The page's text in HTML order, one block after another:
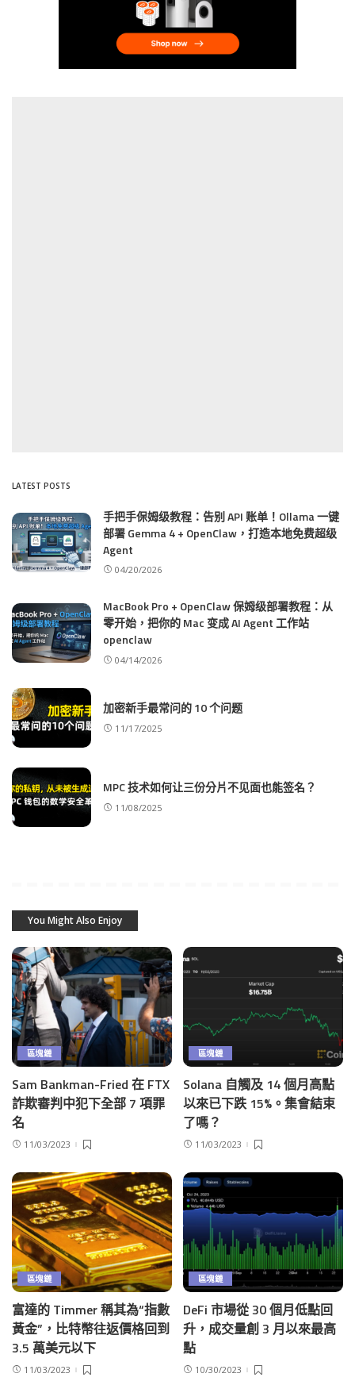
LATEST POSTS
手把手保姆级教程：告别 API 账单！Ollama 一键
部署 Gemma 4 + OpenClaw，打造本地免费超级
Agent
04/20/2026
MacBook Pro + OpenClaw 保姆级部署教程：从
零开始，把你的 Mac 变成 AI Agent 工作站
openclaw
04/14/2026
加密新手最常问的 10 个问题
11/17/2025
MPC 技术如何让三份分片不见面也能签名？
11/08/2025
You Might Also Enjoy
區塊鏈
Sam Bankman-Fried 在 FTX
詐欺審判中犯下全部 7 項罪
名
11/03/2023
區塊鏈
Solana 自觸及 14 個月高點
以來已下跌 15%。集會結束
了嗎？
11/03/2023
區塊鏈
富達的 Timmer 稱其為“指數
黃金”，比特幣往返價格回到
3.5 萬美元以下
11/03/2023
區塊鏈
DeFi 市場從 30 個月低點回
升，成交量創 3 月以來最高
點
10/30/2023